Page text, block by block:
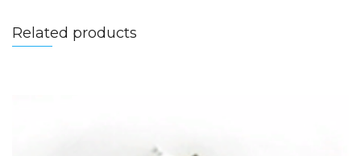
Related products